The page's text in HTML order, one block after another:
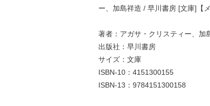
ー、加島祥造 / 早川書房 [文庫]【
著者：アガサ・クリスティー、加
出版社：早川書房
サイズ：文庫
ISBN-10：4151300155
ISBN-13：9784151300158